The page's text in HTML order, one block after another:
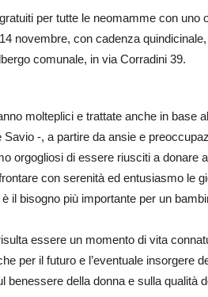
per tutte le neomamme con uno
novembre, con cadenza
comunale, in via Corradini 39.
molteplici e trattate anche in base
Savio -, a partire da ansie e
orgogliosi di essere riusciti a donare
con serenità ed entusiasmo le
il bisogno più importante per un
essere un momento di vita
per il futuro e l’eventuale insorgere
benessere della donna e sulla qualità